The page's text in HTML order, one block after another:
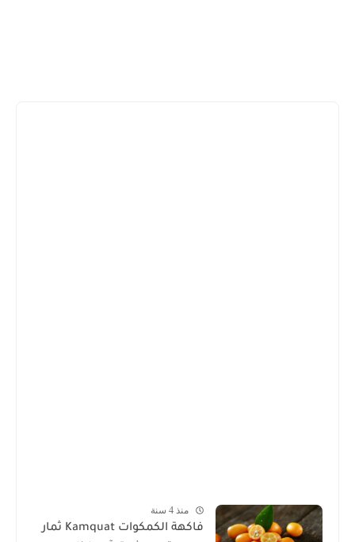
منذ 4 سنة
فاكهة الكمكوات Kamquat ثمار